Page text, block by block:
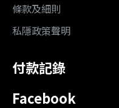
條款及細則
私隱政策聲明
付款記錄
Facebook